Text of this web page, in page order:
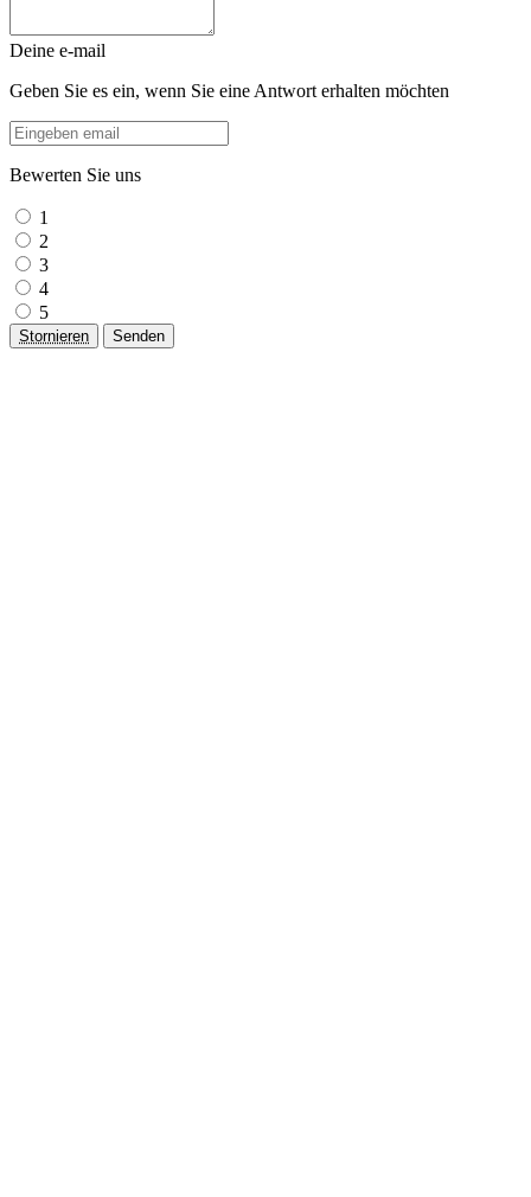
Deine e-mail
Geben Sie es ein, wenn Sie eine Antwort erhalten möchten
Bewerten Sie uns
1
2
3
4
5
Stornieren Senden